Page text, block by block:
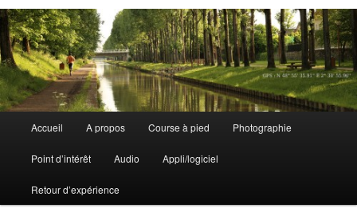
principal
Accueil A propos Course à pied Photographie
Point d’intérêt Audio Appli/logiciel
Retour d’expérience